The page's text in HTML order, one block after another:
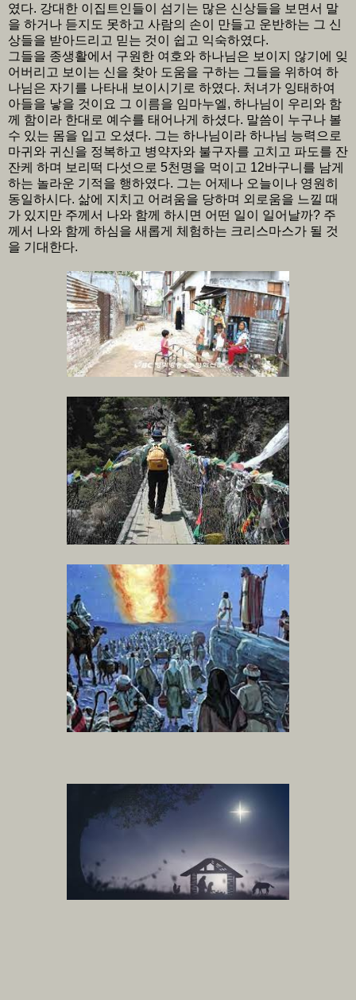
였다. 강대한 이집트인들이 섬기는 많은 신상들을 보면서 말
을 하거나 듣지도 못하고 사람의 손이 만들고 운반하는 그 신
상들을 받아드리고 믿는 것이 쉽고 익숙하였다.
그들을 종생활에서 구원한 여호와 하나님은 보이지 않기에 잊
어버리고 보이는 신을 찾아 도움을 구하는 그들을 위하여 하
나님은 자기를 나타내 보이시기로 하였다. 처녀가 잉태하여
아들을 낳을 것이요 그 이름을 임마누엘, 하나님이 우리와 함
께 함이라 한대로 예수를 태어나게 하셨다. 말씀이 누구나 볼
수 있는 몸을 입고 오셨다. 그는 하나님이라 하나님 능력으로
마귀와 귀신을 정복하고 병약자와 불구자를 고치고 파도를 잔
잔케 하며 보리떡 다섯으로 5천명을 먹이고 12바구니를 남게
하는 놀라운 기적을 행하였다. 그는 어제나 오늘이나 영원히
동일하시다. 삶에 지치고 어려움을 당하며 외로움을 느낄 때
가 있지만 주께서 나와 함께 하시면 어떤 일이 일어날까? 주
께서 나와 함께 하심을 새롭게 체험하는 크리스마스가 될 것
을 기대한다.